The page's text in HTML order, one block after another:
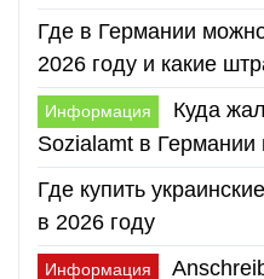
Где в Германии
2026 году и какие
Информация
Куда
Sozialamt в Германии
Где купить
в 2026 году
Информация